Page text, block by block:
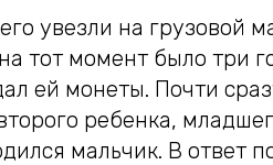
увезли на грузовой
тот момент было три
ей монеты. Почти
ребенка,
мальчик. В ответ